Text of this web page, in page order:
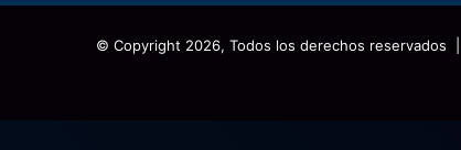
© Copyright 2026, Todos los derechos reservados |